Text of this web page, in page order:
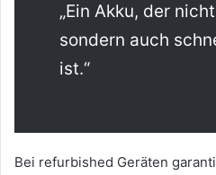
„Ein Akku, der
sondern auch
ist.“
Bei refurbished Geräten